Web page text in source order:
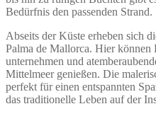
Bedürfnis den passenden Strand.
Abseits der Küste erheben sich
Palma de Mallorca. Hier können
unternehmen und
Mittelmeer genießen. Die
perfekt für einen entspannten
das traditionelle Leben auf der